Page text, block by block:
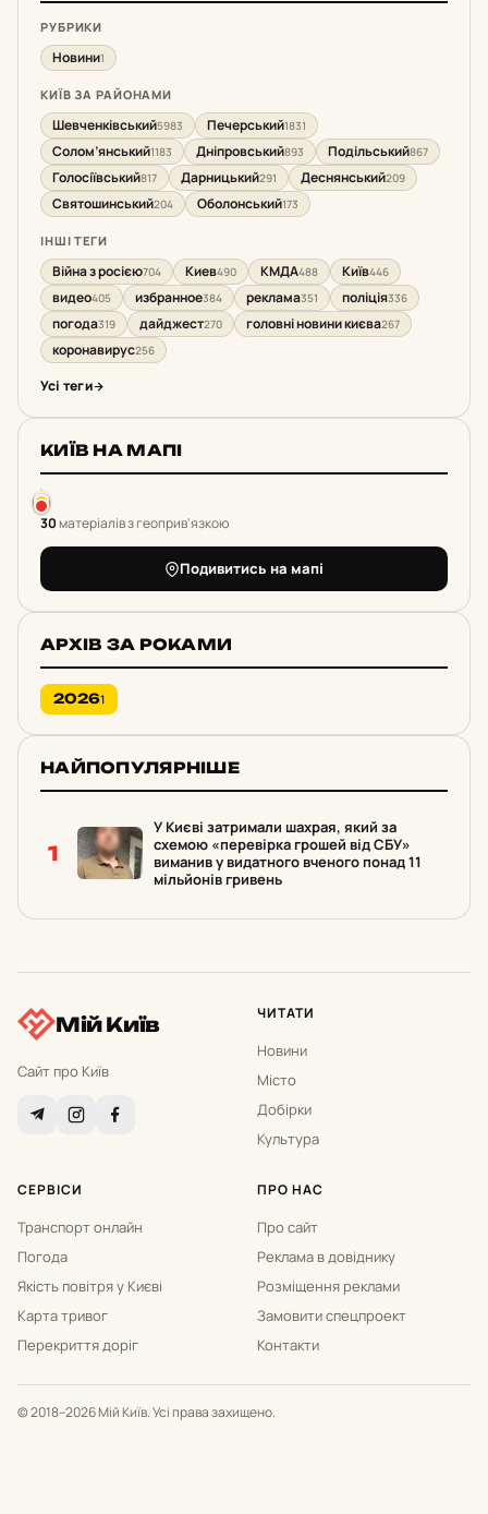
РУБРИКИ
Новини1
КИЇВ ЗА РАЙОНАМИ
Шевченківський5983 Печерський1831
Солом’янський1183 Дніпровський893 Подільський867
Голосіївський817 Дарницький291 Деснянський209
Святошинський204 Оболонський173
ІНШІ ТЕГИ
Війна з росією704 Киев490 КМДА488 Київ446
видео405 избранное384 реклама351 поліція336
погода319 дайджест270 головні новини києва267
коронавирус256
Усі теги
КИЇВ НА МАПІ
30матеріалів з геоприв'язкою
Подивитись на мапі
АРХІВ ЗА РОКАМИ
20261
НАЙПОПУЛЯРНІШЕ
1
У Києві затримали шахрая, який за
схемою «перевірка грошей від СБУ»
виманив у видатного вченого понад 11
мільйонів гривень
Мій Київ
Сайт про Київ
ЧИТАТИ
Новини
Місто
Добірки
Культура
СЕРВІСИ
Транспорт онлайн
Погода
Якість повітря у Києві
Карта тривог
Перекриття доріг
ПРО НАС
Про сайт
Реклама в довіднику
Розміщення реклами
Замовити спецпроект
Контакти
© 2018–2026 Мій Київ. Усі права захищено.